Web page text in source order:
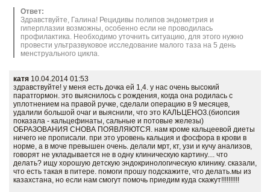
Ответ:
Здравствуйте, Галина! Рецидивы полипов эндометрия и
гиперплазии возможны, особенно если не проводилась
профилактика. Необходимо уточнить ситуацию, для этого нужно
провести ультразвуковое исследование малого таза на 5 день
менструального цикла.
катя 10.04.2014 01:53
здравствуйте! у меня есть дочка ей 1,4. у нас очень высокий
паратгормон. это выяснилось с рождения, когда она родилась с
уплотнением на правой ручке, сделали операцию в 9 месяцев,
удалили большой очаг и выяснили, что это КАЛЬЦЕНОЗ.(биопсия
показала - кальцефинаты, сальные и потовые железы)
ОБРАЗОВАНИЯ СНОВА ПОЯВЛЯЮТСЯ. нам кроме кальцеевой диеты
ничего не прописали. при это уровень кальция и фосфора в крови в
норме, а в моче превышен очень. делали мрт, кт, узи и кучу анализов,
говорят не укладывается не в одну клиническую картину.... что
делать? ищу хорошую детскую эндокринологическую клинику. сказали,
что есть такая в питере. помоги прошу подскажите, что делать.мы из
казахстана, но если нам смогут помочь приедим куда скажут!!!!!!!!!!